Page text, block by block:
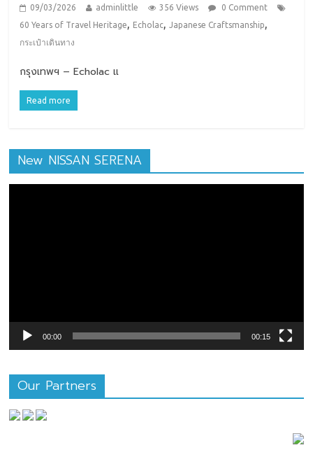
09/03/2026 adminlittle 356 Views
0 Comment
60 Years of Travel Heritage, Echolac,Japanese Craftsmanship,
กระเป๋าเดินทาง
กรุงเทพฯ – Echolac แ
Read more
New NISSAN SERENA
00:00 00:15
Our Partners